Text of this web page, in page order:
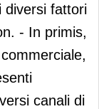
diversi fattori
- In primis,
canali di